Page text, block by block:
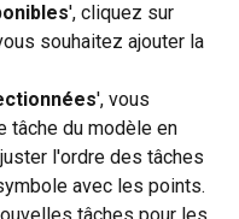
', cliquez sur
souhaitez ajouter la
', vous
tâche du modèle en
l'ordre des tâches
avec les points.